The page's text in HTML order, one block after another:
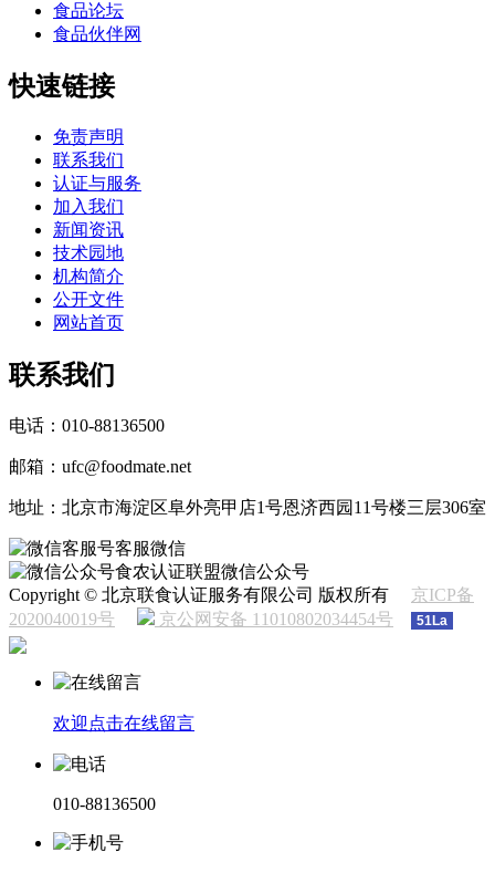
食品论坛
食品伙伴网
快速链接
免责声明
联系我们
认证与服务
加入我们
新闻资讯
技术园地
机构简介
公开文件
网站首页
联系我们
电话：010-88136500
邮箱：ufc@foodmate.net
地址：北京市海淀区阜外亮甲店1号恩济西园11号楼三层306室
客服微信
食农认证联盟微信公众号
Copyright © 北京联食认证服务有限公司 版权所有
京ICP备
2020040019号
京公网安备 11010802034454号 51La
欢迎点击在线留言
010-88136500